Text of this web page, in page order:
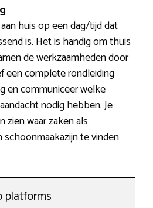
huis op een dag/tijd dat
is. Het is handig om thuis
de werkzaamheden door
een complete rondleiding
en communiceer welke
nodig hebben. Je
waar zaken als
schoonmaakazijn te vinden
platforms